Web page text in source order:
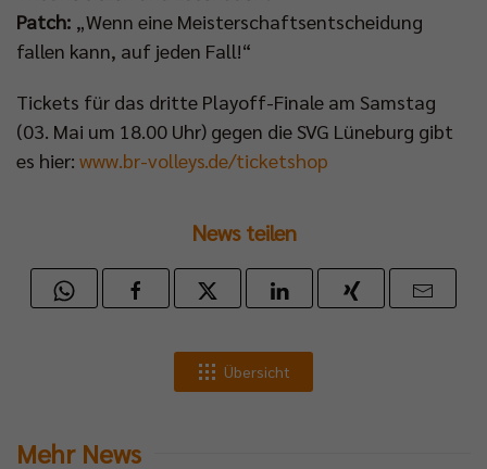
Patch: „Wenn eine Meisterschaftsentscheidung
fallen kann, auf jeden Fall!“
Tickets für das dritte Playoff-Finale am Samstag
(03. Mai um 18.00 Uhr) gegen die SVG Lüneburg gibt
es hier: www.br-volleys.de/ticketshop
News teilen
Übersicht
Mehr News